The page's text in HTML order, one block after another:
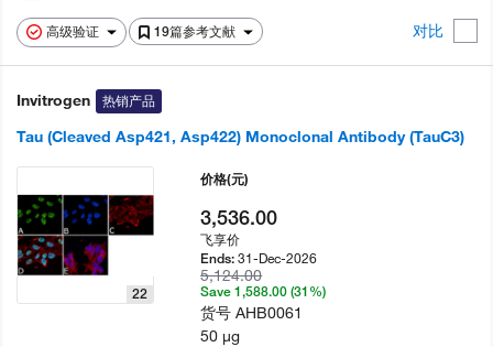
高级验证 19篇参考文献 对比
Invitrogen 热销产品
Tau (Cleaved Asp421, Asp422) Monoclonal Antibody (TauC3)
22
价格(元)
3,536.00
飞享价
Ends:31-Dec-2026
5,124.00
Save 1,588.00 (31%)
货号AHB0061
50 µg